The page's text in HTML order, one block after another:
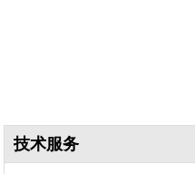
技术服务